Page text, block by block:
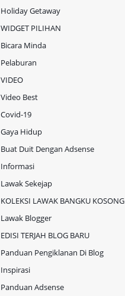
Holiday Getaway
WIDGET PILIHAN
Bicara Minda
Pelaburan
VIDEO
Video Best
Covid-19
Gaya Hidup
Buat Duit Dengan Adsense
Informasi
Lawak Sekejap
KOLEKSI LAWAK BANGKU KOSONG
Lawak Blogger
EDISI TERJAH BLOG BARU
Panduan Pengiklanan Di Blog
Inspirasi
Panduan Adsense